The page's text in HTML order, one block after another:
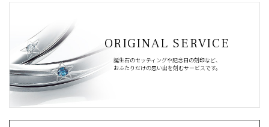
ORIGINAL SERVICE
誕生石のセッティングや記念日の刻印など、
おふたりだけの思い出を刻むサービスです。